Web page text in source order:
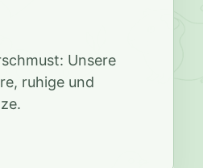
Unsere
ruhige und